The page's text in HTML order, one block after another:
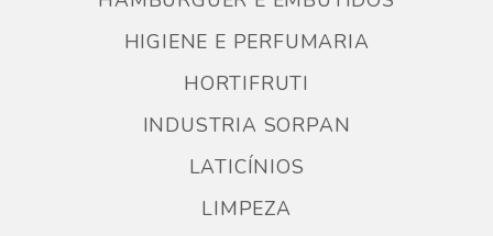
HIGIENE E PERFUMARIA
HORTIFRUTI
INDUSTRIA SORPAN
LATICÍNIOS
LIMPEZA